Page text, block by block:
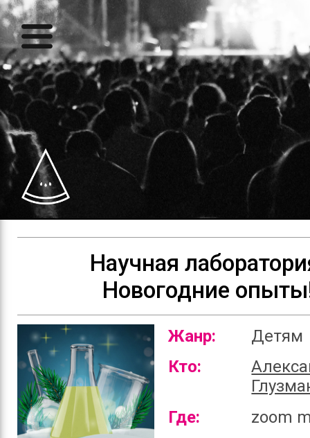
Научная
Новогодние
Жанр:
Детям
Кто:
Где:
zoom